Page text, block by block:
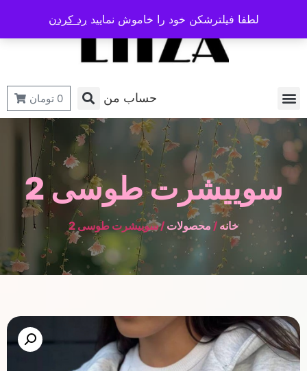
حساب من 0 تومان
سوییشرت طوسی 2
خانه / محصولات / سوییشرت طوسی 2
لطفا فیلترشکن خود را خاموش نمایید رد کردن